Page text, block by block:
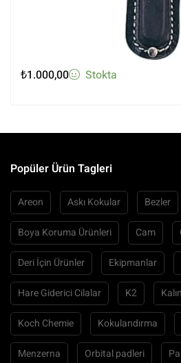
₺1.000,00 Stokta
Popüler Ürün Tagleri
Areon Askı Kokular Bezler
Boya Koruma Ürünleri Cam
Deri İçin Ürünler Ekipmanlar
Hare Giderici Cilalar K2
Koch Chemie Kokulandırma
Menzerna Orbital padleri